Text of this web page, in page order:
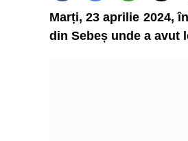
Marți, 23 aprilie 2024,
din Sebeș unde a avut